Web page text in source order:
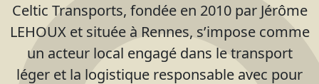
Celtic Transports, fondée en 2010 par Jérôme
LEHOUX et située à Rennes, s’impose comme
un acteur local engagé dans le transport
léger et la logistique responsable avec pour